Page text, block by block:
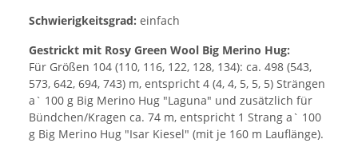
Schwierigkeitsgrad: einfach
Gestrickt mit Rosy Green Wool Big Merino Hug:
Für Größen 104 (110, 116, 122, 128, 134): ca. 498 (543,
573, 642, 694, 743) m, entspricht 4 (4, 4, 5, 5, 5) Strängen
a` 100 g Big Merino Hug "Laguna" und zusätzlich für
Bündchen/Kragen ca. 74 m, entspricht 1 Strang a` 100
g Big Merino Hug "Isar Kiesel" (mit je 160 m Lauflänge).